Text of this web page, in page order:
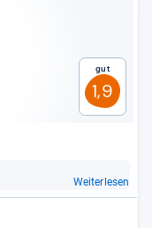
Gut
1,9
Weiterlesen